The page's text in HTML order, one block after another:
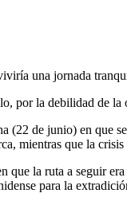
una jornada
por la debilidad de
(22 de junio) en que
mientras que la
que la ruta a seguir
para la